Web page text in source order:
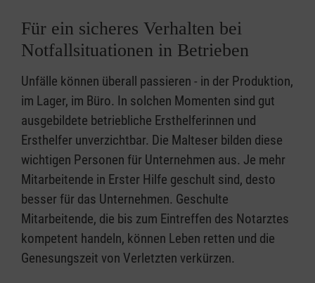
Für ein sicheres Verhalten bei
Notfallsituationen in Betrieben
Unfälle können überall passieren - in der Produktion,
im Lager, im Büro. In solchen Momenten sind gut
ausgebildete betriebliche Ersthelferinnen und
Ersthelfer unverzichtbar. Die Malteser bilden diese
wichtigen Personen für Unternehmen aus. Je mehr
Mitarbeitende in Erster Hilfe geschult sind, desto
besser für das Unternehmen. Geschulte
Mitarbeitende, die bis zum Eintreffen des Notarztes
kompetent handeln, können Leben retten und die
Genesungszeit von Verletzten verkürzen.